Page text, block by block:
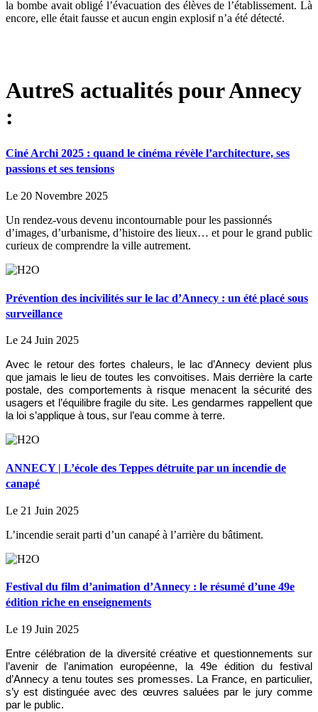
la bombe avait obligé l’évacuation des élèves de l’établissement. Là
encore, elle était fausse et aucun engin explosif n’a été détecté.
AutreS actualités pour Annecy
:
Ciné Archi 2025 : quand le cinéma révèle l’architecture, ses
passions et ses tensions
Le 20 Novembre 2025
Un rendez-vous devenu incontournable pour les passionnés
d’images, d’urbanisme, d’histoire des lieux… et pour le grand public
curieux de comprendre la ville autrement.
Prévention des incivilités sur le lac d’Annecy : un été placé sous
surveillance
Le 24 Juin 2025
Avec le retour des fortes chaleurs, le lac d’Annecy devient plus
que jamais le lieu de toutes les convoitises. Mais derrière la carte
postale, des comportements à risque menacent la sécurité des
usagers et l’équilibre fragile du site. Les gendarmes rappellent que
la loi s’applique à tous, sur l’eau comme à terre.
ANNECY | L’école des Teppes détruite par un incendie de
canapé
Le 21 Juin 2025
L’incendie serait parti d’un canapé à l’arrière du bâtiment.
Festival du film d’animation d’Annecy : le résumé d’une 49e
édition riche en enseignements
Le 19 Juin 2025
Entre célébration de la diversité créative et questionnements sur
l’avenir de l’animation européenne, la 49e édition du festival
d’Annecy a tenu toutes ses promesses. La France, en particulier,
s’y est distinguée avec des œuvres saluées par le jury comme
par le public.